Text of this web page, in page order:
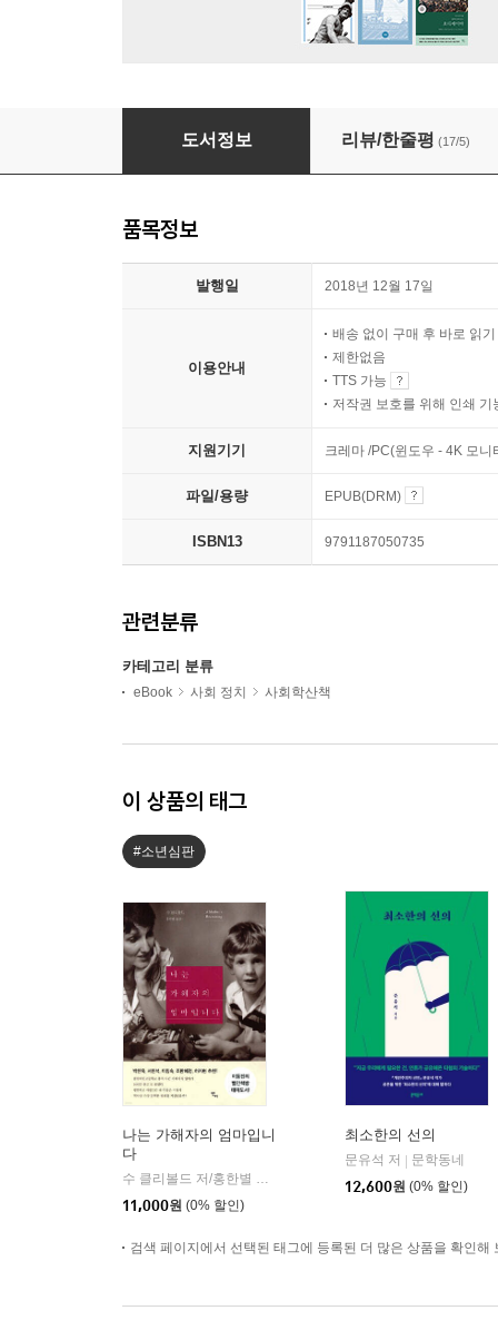
이 아이들에게도 아버지가 필요합니다
도서정보 리뷰/한줄평 (17/5)
품목정보
발행일 2018년 12월 17일
이용안내
배송 없이 구매 후 바로 읽기
제한없음
TTS 가능
저작권 보호를 위해 인쇄 기
지원기기 크레마 /PC(윈도우 - 4K 모
파일/용량 EPUB(DRM)
ISBN13 9791187050735
관련분류
카테고리 분류
eBook 사회 정치 사회학산책
이 상품의 태그
#소년심판
나는 가해자의 엄마입니
다
수 클리볼드 저/홍한별 역
11,000원 (0% 할인)
최소한의 선의
문유석 저
문학동네
12,600원 (0% 할인)
검색 페이지에서 선택된 태그에 등록된 더 많은 상품을 확인해